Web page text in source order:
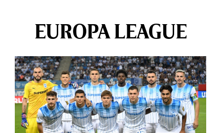
EUROPA LEAGUE